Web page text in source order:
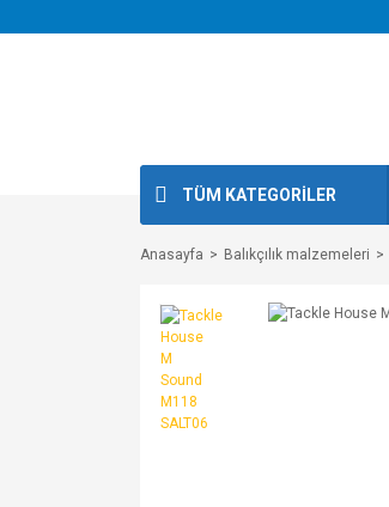
TÜM KATEGORİLER
Anasayfa Balıkçılık malzemeleri